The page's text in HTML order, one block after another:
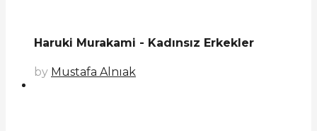
Haruki Murakami - Kadınsız Erkekler
by Mustafa Alnıak